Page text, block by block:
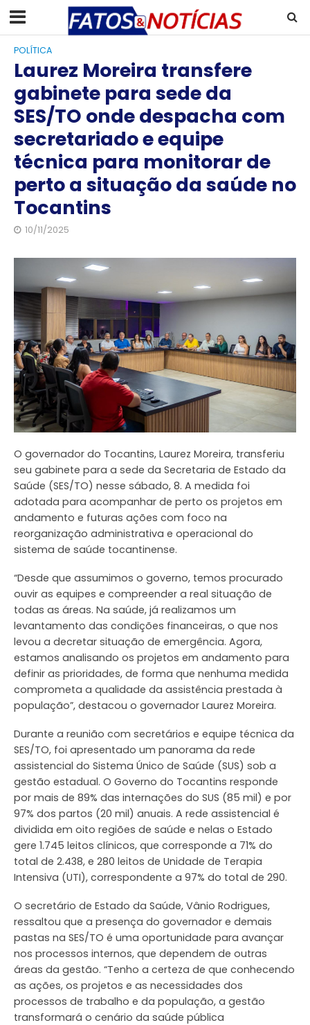
POLÍTICA
Laurez Moreira transfere
gabinete para sede da
SES/TO onde despacha com
secretariado e equipe
técnica para monitorar de
perto a situação da saúde no
Tocantins
10/11/2025
O governador do Tocantins, Laurez Moreira, transferiu
seu gabinete para a sede da Secretaria de Estado da
Saúde (SES/TO) nesse sábado, 8. A medida foi
adotada para acompanhar de perto os projetos em
andamento e futuras ações com foco na
reorganização administrativa e operacional do
sistema de saúde tocantinense.
“Desde que assumimos o governo, temos procurado
ouvir as equipes e compreender a real situação de
todas as áreas. Na saúde, já realizamos um
levantamento das condições financeiras, o que nos
levou a decretar situação de emergência. Agora,
estamos analisando os projetos em andamento para
definir as prioridades, de forma que nenhuma medida
comprometa a qualidade da assistência prestada à
população”, destacou o governador Laurez Moreira.
Durante a reunião com secretários e equipe técnica da
SES/TO, foi apresentado um panorama da rede
assistencial do Sistema Único de Saúde (SUS) sob a
gestão estadual. O Governo do Tocantins responde
por mais de 89% das internações do SUS (85 mil) e por
97% dos partos (20 mil) anuais. A rede assistencial é
dividida em oito regiões de saúde e nelas o Estado
gere 1.745 leitos clínicos, que corresponde a 71% do
total de 2.438, e 280 leitos de Unidade de Terapia
Intensiva (UTI), correspondente a 97% do total de 290.
O secretário de Estado da Saúde, Vânio Rodrigues,
ressaltou que a presença do governador e demais
pastas na SES/TO é uma oportunidade para avançar
nos processos internos, que dependem de outras
áreas da gestão. “Tenho a certeza de que conhecendo
as ações, os projetos e as necessidades dos
processos de trabalho e da população, a gestão
transformará o cenário da saúde pública